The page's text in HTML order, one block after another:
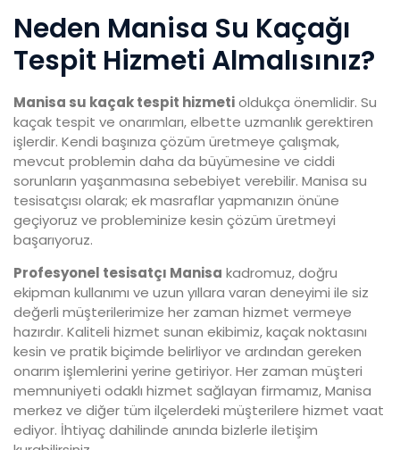
Neden Manisa Su Kaçağı
Tespit Hizmeti Almalısınız?
Manisa su kaçak tespit hizmetioldukça önemlidir. Su
kaçak tespit ve onarımları, elbette uzmanlık gerektiren
işlerdir. Kendi başınıza çözüm üretmeye çalışmak,
mevcut problemin daha da büyümesine ve ciddi
sorunların yaşanmasına sebebiyet verebilir. Manisa su
tesisatçısı olarak; ek masraflar yapmanızın önüne
geçiyoruz ve probleminize kesin çözüm üretmeyi
başarıyoruz.
Profesyonel tesisatçı Manisa kadromuz, doğru
ekipman kullanımı ve uzun yıllara varan deneyimi ile siz
değerli müşterilerimize her zaman hizmet vermeye
hazırdır. Kaliteli hizmet sunan ekibimiz, kaçak noktasını
kesin ve pratik biçimde belirliyor ve ardından gereken
onarım işlemlerini yerine getiriyor. Her zaman müşteri
memnuniyeti odaklı hizmet sağlayan firmamız, Manisa
merkez ve diğer tüm ilçelerdeki müşterilere hizmet vaat
ediyor. İhtiyaç dahilinde anında bizlerle iletişim